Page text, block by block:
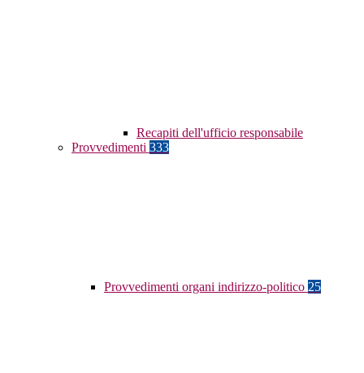
Recapiti dell'ufficio responsabile
Provvedimenti 333
Provvedimenti organi indirizzo-politico 25